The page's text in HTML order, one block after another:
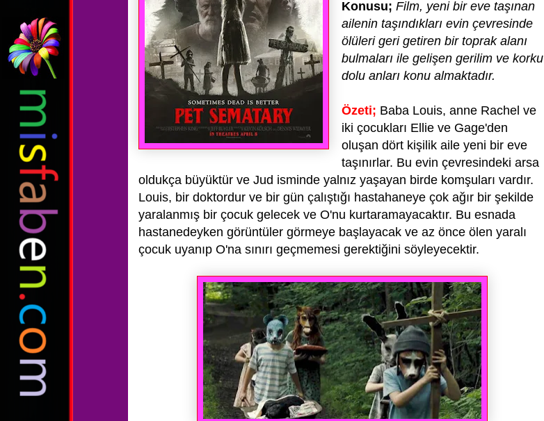
Konusu; Film, yeni bir eve taşınan
ailenin taşındıkları evin çevresinde
ölüleri geri getiren bir toprak alanı
bulmaları ile gelişen gerilim ve korku
dolu anları konu almaktadır.
Özeti; Baba Louis, anne Rachel ve
iki çocukları Ellie ve Gage'den
oluşan dört kişilik aile yeni bir eve
taşınırlar. Bu evin çevresindeki arsa
oldukça büyüktür ve Jud isminde yalnız yaşayan birde komşuları vardır.
Louis, bir doktordur ve bir gün çalıştığı hastahaneye çok ağır bir şekilde
yaralanmış bir çocuk gelecek ve O'nu kurtaramayacaktır. Bu esnada
hastanedeyken görüntüler görmeye başlayacak ve az önce ölen yaralı
çocuk uyanıp O'na sınırı geçmemesi gerektiğini söyleyecektir.